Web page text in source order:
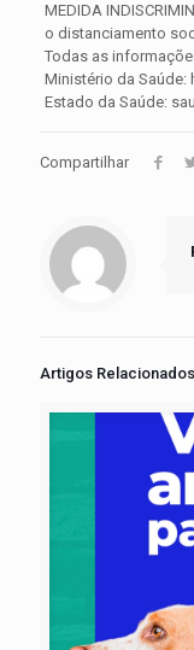
MEDIDA
o distanciamento
Todas as
Ministério da Saúde:
Estado da Saúde:
Compartilhar
Artigos Relacionados